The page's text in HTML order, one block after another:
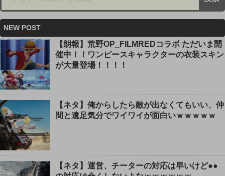
NEW POST
【朗報】荒野OP_FILMREDコラボ ただいま開
催中！！ワンピースキャラクターの衣装スキン
が大量登場！！！！
【ネタ】俺からしたら敵が出なくてもいい、仲
間と遠足気分でワイワイが面白いｗｗｗｗｗ
【ネタ】運営、チーターの対応は早いけど●●